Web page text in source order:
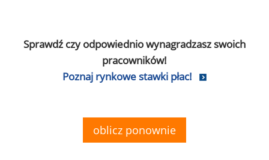
Sprawdź czy odpowiednio wynagradzasz swoich
pracowników!
Poznaj rynkowe stawki płac!
oblicz ponownie